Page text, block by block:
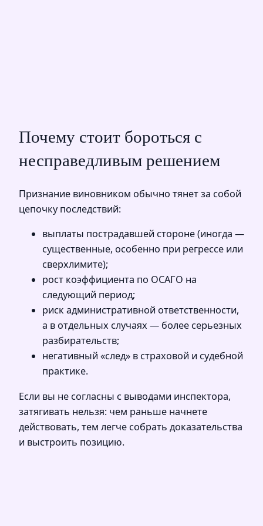
Почему стоит бороться с
несправедливым решением
Признание виновником обычно тянет за собой
цепочку последствий:
выплаты пострадавшей стороне (иногда —
существенные, особенно при регрессе или
сверхлимите);
рост коэффициента по ОСАГО на
следующий период;
риск административной ответственности,
а в отдельных случаях — более серьезных
разбирательств;
негативный «след» в страховой и судебной
практике.
Если вы не согласны с выводами инспектора,
затягивать нельзя: чем раньше начнете
действовать, тем легче собрать доказательства
и выстроить позицию.